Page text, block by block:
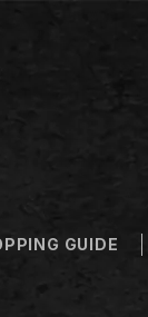
GUIDE